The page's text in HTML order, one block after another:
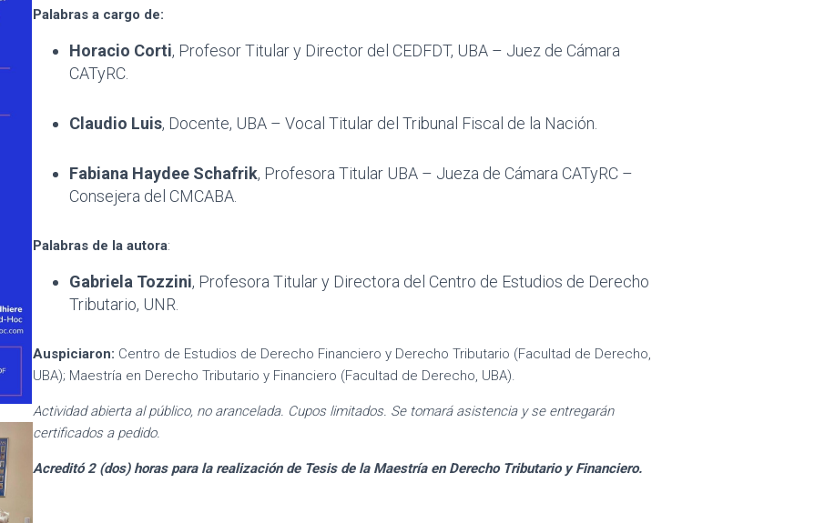
Palabras a cargo de:
Horacio Corti, Profesor Titular y Director del CEDFDT, UBA – Juez de Cámara
CATyRC.
Claudio Luis, Docente, UBA – Vocal Titular del Tribunal Fiscal de la Nación.
Fabiana Haydee Schafrik, Profesora Titular UBA – Jueza de Cámara CATyRC –
Consejera del CMCABA.
Palabras de la autora:
Gabriela Tozzini, Profesora Titular y Directora del Centro de Estudios de Derecho
Tributario, UNR.
Auspiciaron: Centro de Estudios de Derecho Financiero y Derecho Tributario (Facultad de Derecho,
UBA); Maestría en Derecho Tributario y Financiero (Facultad de Derecho, UBA).
Actividad abierta al público, no arancelada. Cupos limitados. Se tomará asistencia y se entregarán
certificados a pedido.
Acreditó 2 (dos) horas para la realización de Tesis de la Maestría en Derecho Tributario y Financiero.